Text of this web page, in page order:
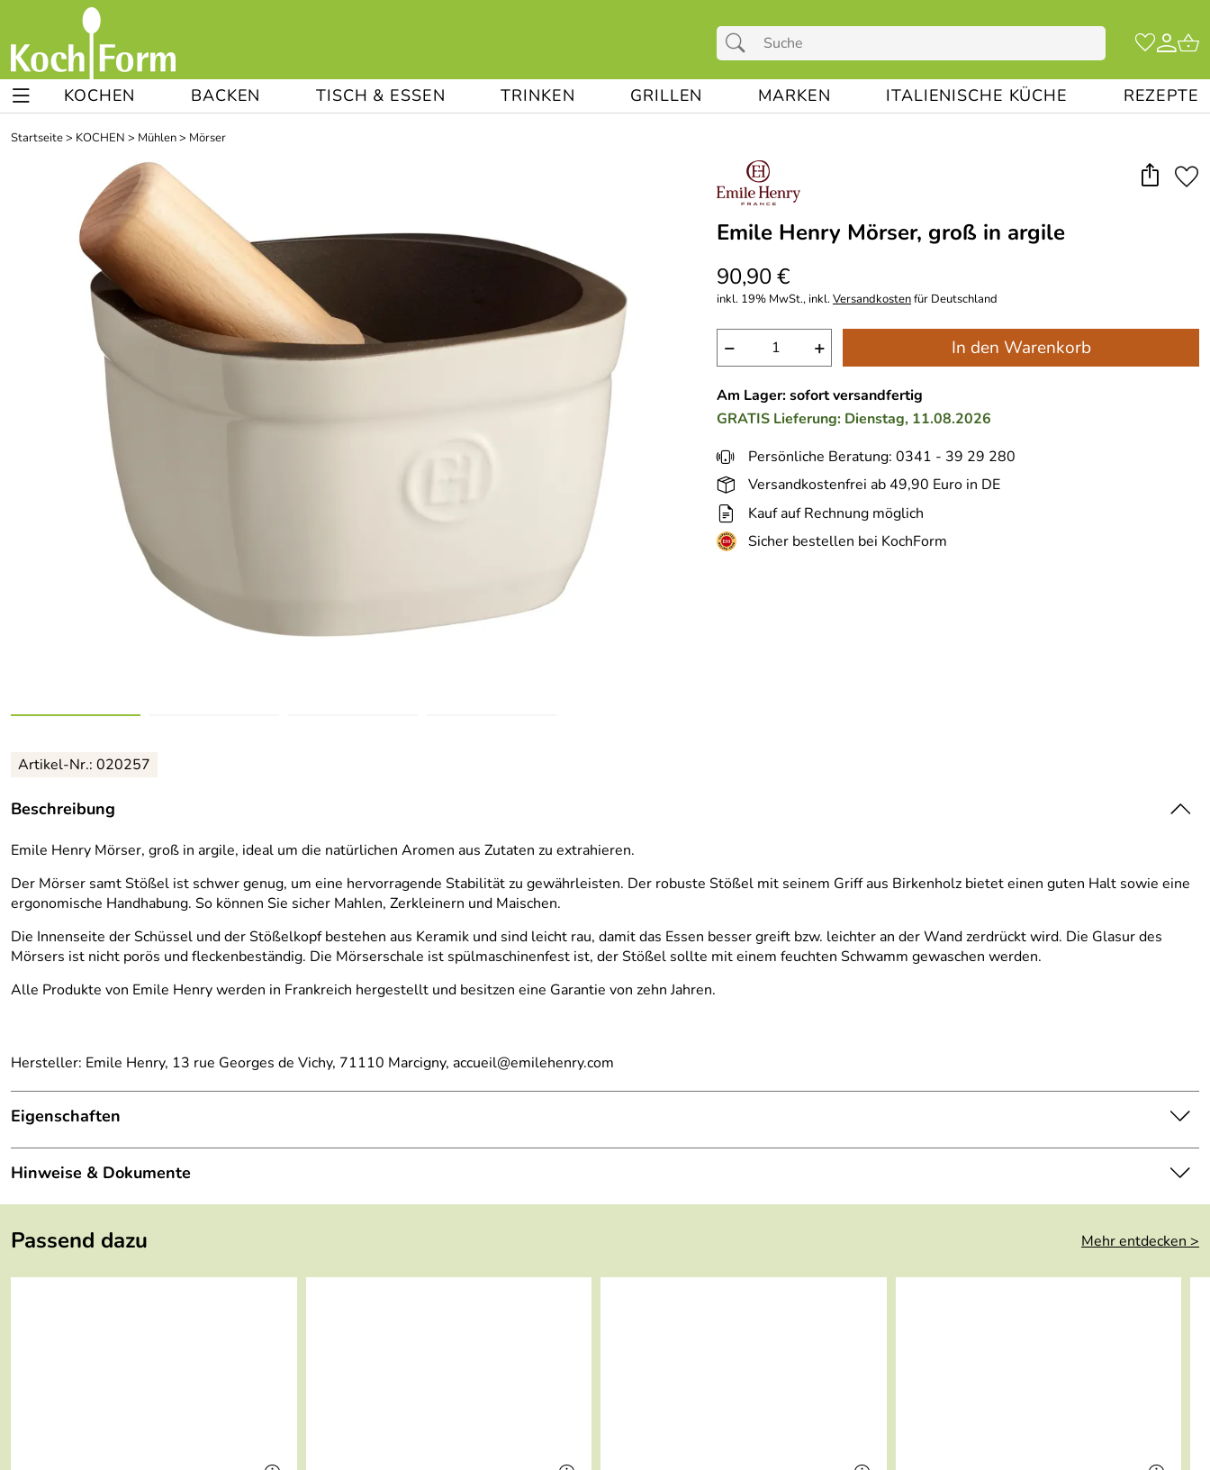
KOCHEN BACKEN TISCH & ESSEN TRINKEN GRILLEN MARKEN ITALIENISCHE KÜCHE REZEPTE
Startseite> KOCHEN > Mühlen> Mörser
Emile Henry Mörser, groß in argile
90,90 €
inkl. 19% MwSt., inkl.Versandkostenfür Deutschland
− + In den Warenkorb
Am Lager: sofort versandfertig
GRATIS Lieferung: Dienstag, 11.08.2026
Persönliche Beratung: 0341 - 39 29 280
Versandkostenfrei ab 49,90 Euro in DE
Kauf auf Rechnung möglich
Sicher bestellen bei KochForm
Artikel-Nr.: 020257
Beschreibung
Emile Henry Mörser, groß in argile, ideal um die natürlichen Aromen aus Zutaten zu extrahieren.
Der Mörser samt Stößel ist schwer genug, um eine hervorragende Stabilität zu gewährleisten. Der robuste Stößel mit seinem Griff aus Birkenholz bietet einen guten Halt sowie eine
ergonomische Handhabung. So können Sie sicher Mahlen, Zerkleinern und Maischen.
Die Innenseite der Schüssel und der Stößelkopf bestehen aus Keramik und sind leicht rau, damit das Essen besser greift bzw. leichter an der Wand zerdrückt wird. Die Glasur des
Mörsers ist nicht porös und fleckenbeständig. Die Mörserschale ist spülmaschinenfest ist, der Stößel sollte mit einem feuchten Schwamm gewaschen werden.
Alle Produkte von Emile Henry werden in Frankreich hergestellt und besitzen eine Garantie von zehn Jahren.
Hersteller: Emile Henry, 13 rue Georges de Vichy, 71110 Marcigny, accueil@emilehenry.com
Eigenschaften
Länge:
16 cm
Breite:
16 cm
Hinweise & Dokumente
Passend dazu Mehr entdecken >